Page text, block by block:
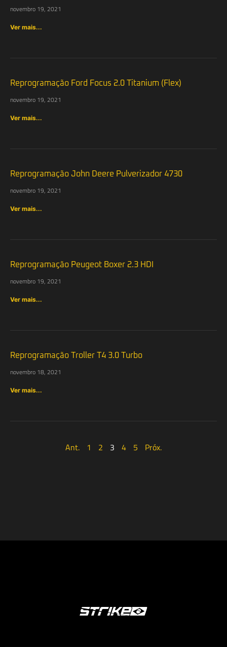
novembro 19, 2021
Ver mais...
Reprogramação Ford Focus 2.0 Titanium (Flex)
novembro 19, 2021
Ver mais...
Reprogramação John Deere Pulverizador 4730
novembro 19, 2021
Ver mais...
Reprogramação Peugeot Boxer 2.3 HDI
novembro 19, 2021
Ver mais...
Reprogramação Troller T4 3.0 Turbo
novembro 18, 2021
Ver mais...
Ant. 1 2 3 4 5 Próx.